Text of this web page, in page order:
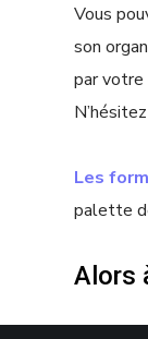
Vous
son
par votre
Les
palette
Alors